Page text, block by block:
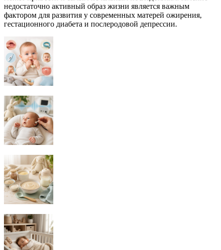
недостаточно активный образ жизни является важным
фактором для развития у современных матерей ожирения,
гестационного диабета и послеродовой депрессии.